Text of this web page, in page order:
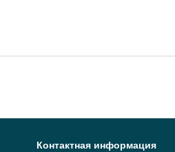
Контактная информация